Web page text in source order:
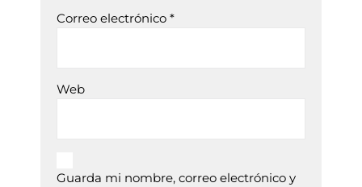
Correo electrónico *
Web
Guarda mi nombre, correo electrónico y